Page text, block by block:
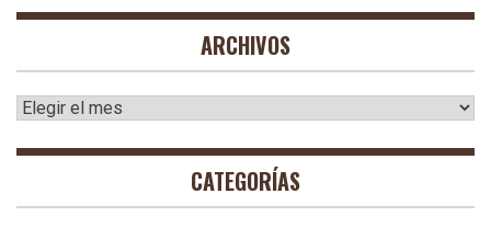
ARCHIVOS
Archivos
CATEGORÍAS